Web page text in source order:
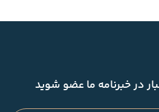
در خبرنامه ما عضو شوید